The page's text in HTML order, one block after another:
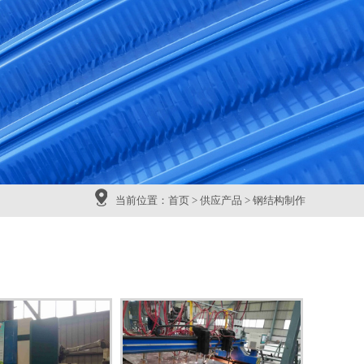
当前位置： 首页 > 供应产品 > 钢结构制作